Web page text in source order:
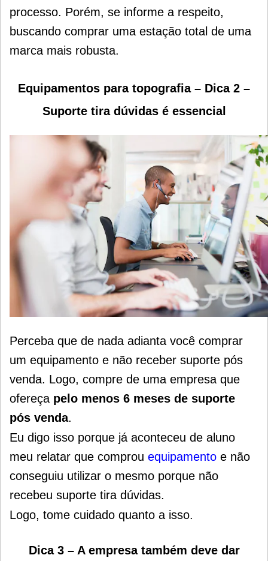
processo. Porém, se informe a respeito,
buscando comprar uma estação total de uma
marca mais robusta.
Equipamentos para topografia – Dica 2 –
Suporte tira dúvidas é essencial
Perceba que de nada adianta você comprar
um equipamento e não receber suporte pós
venda. Logo, compre de uma empresa que
ofereça pelo menos 6 meses de suporte
pós venda.
Eu digo isso porque já aconteceu de aluno
meu relatar que comprou equipamento e não
conseguiu utilizar o mesmo porque não
recebeu suporte tira dúvidas.
Logo, tome cuidado quanto a isso.
Dica 3 – A empresa também deve dar